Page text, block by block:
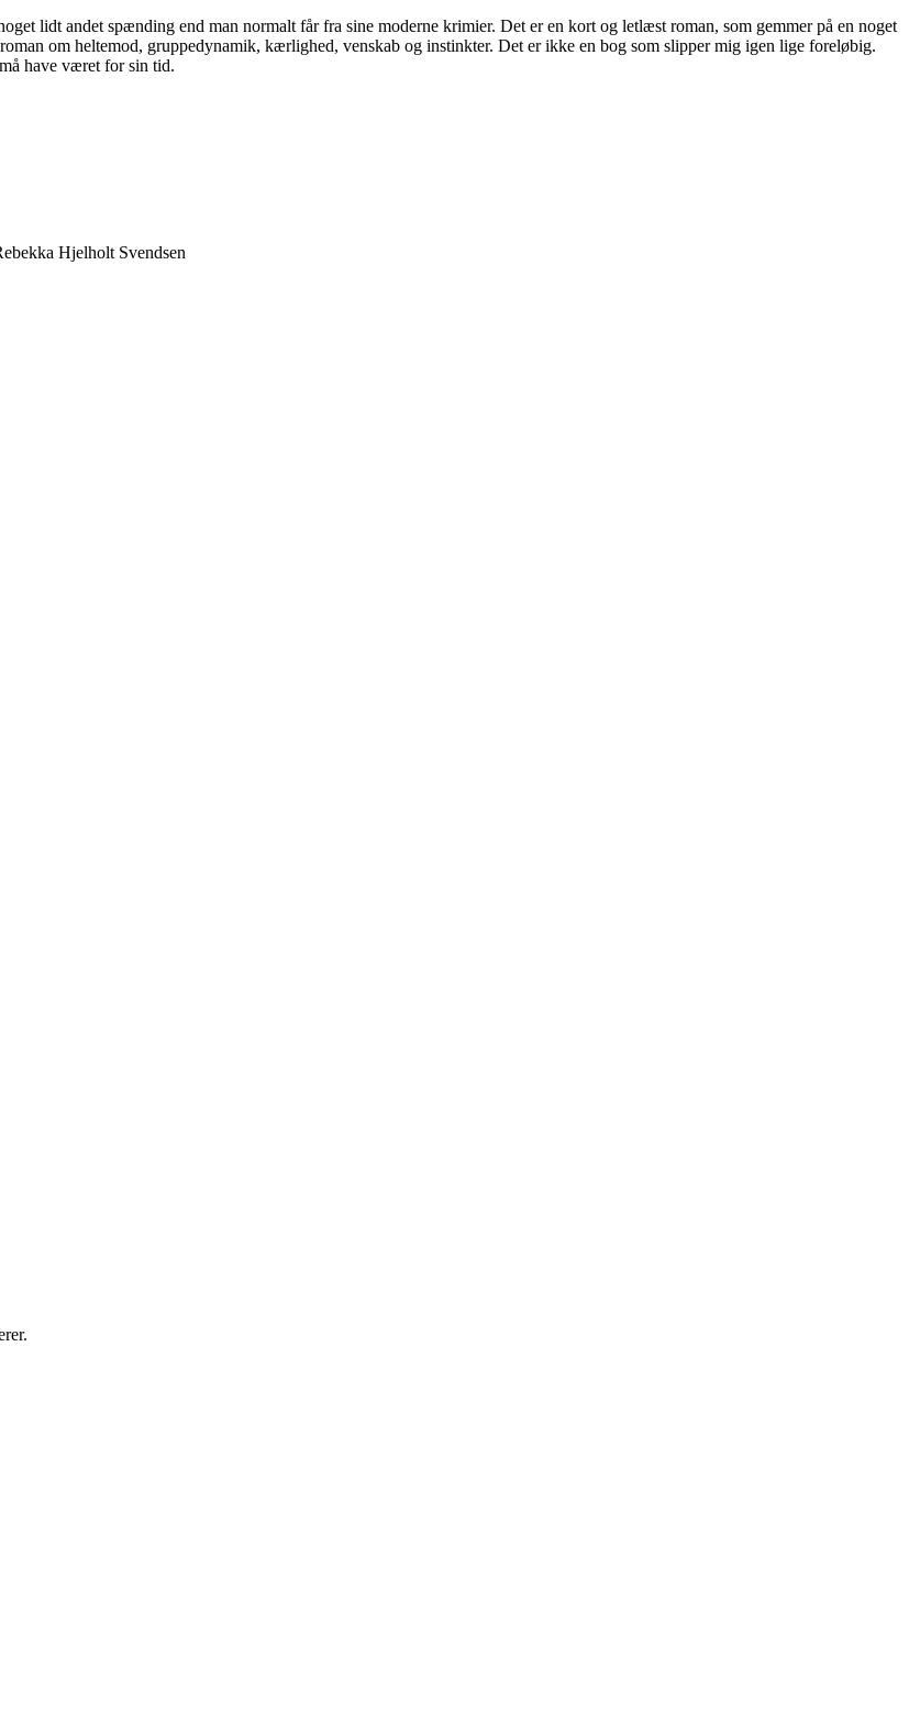
lidt andet spænding end man normalt får fra sine moderne krimier. Det er en kort og letlæst roman, som gemmer på en noget
om heltemod, gruppedynamik, kærlighed, venskab og instinkter. Det er ikke en bog som slipper mig igen lige foreløbig.
have været for sin tid.
Hjelholt Svendsen